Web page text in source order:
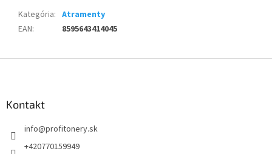
Kategória: Atramenty
EAN: 8595643414045
Kontakt
info@profitonery.sk
+420770159949